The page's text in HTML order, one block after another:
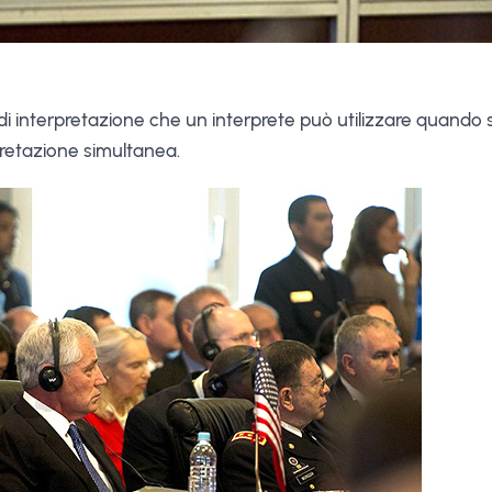
interpretazione che un interprete può utilizzare quando
simultanea.